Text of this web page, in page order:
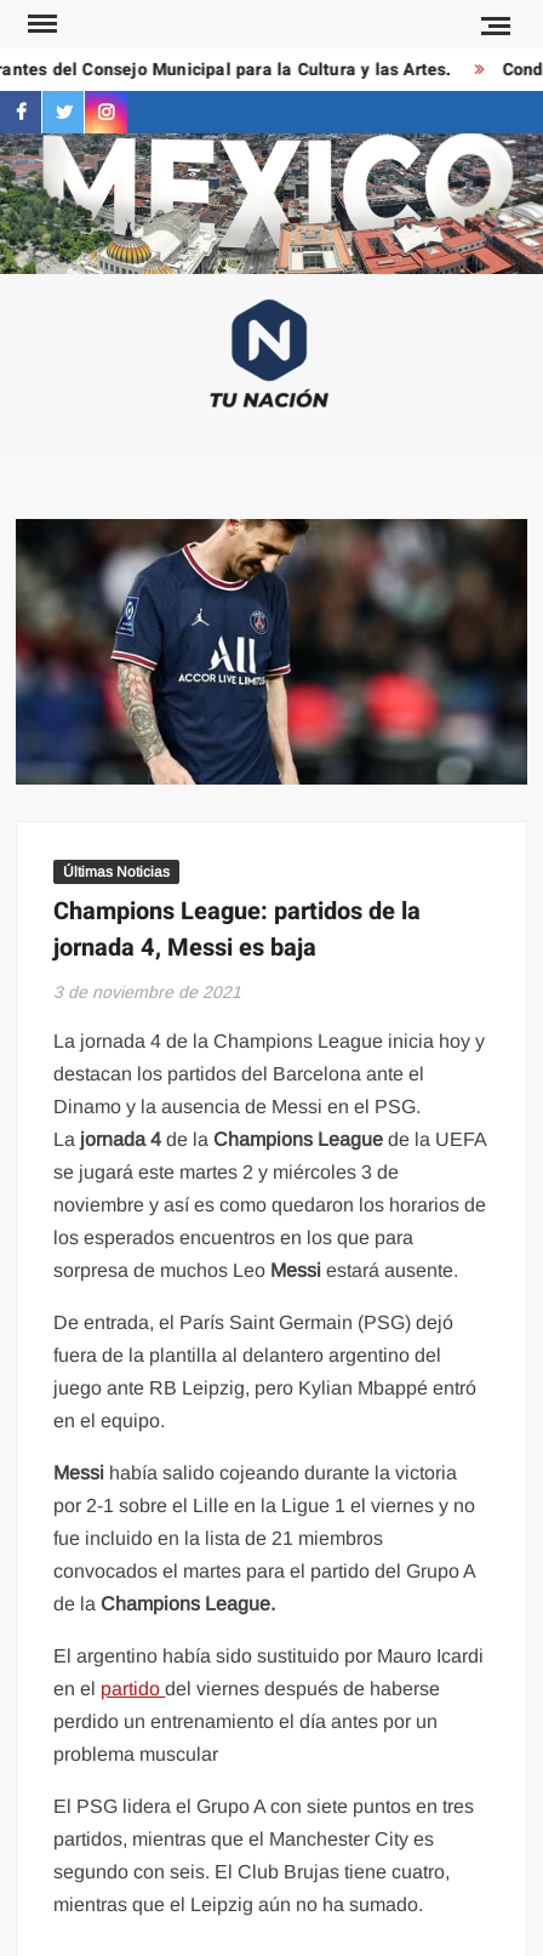
Saltar
contenido
del Consejo Municipal para la Cultura y las Artes.
facebook
twitterinstagram
Últimas Noticias
Champions League: partidos de la
jornada 4, Messi es baja
3 de noviembre de 2021
La jornada 4 de la Champions League inicia hoy y
destacan los partidos del Barcelona ante el
Dinamo y la ausencia de Messi en el PSG.
La jornada 4 de laChampions League de la UEFA
se jugará este martes 2 y miércoles 3 de
noviembre y así es como quedaron los horarios de
los esperados encuentros en los que para
sorpresa de muchos Leo Messiestará ausente.
De entrada, el París Saint Germain (PSG) dejó
fuera de la plantilla al delantero argentino del
juego ante RB Leipzig, pero Kylian Mbappé entró
en el equipo.
Messi había salido cojeando durante la victoria
por 2-1 sobre el Lille en la Ligue 1 el viernes y no
fue incluido en la lista de 21 miembros
convocados el martes para el partido del Grupo A
de laChampions League.
El argentino había sido sustituido por Mauro Icardi
en el partidodel viernes después de haberse
perdido un entrenamiento el día antes por un
problema muscular
El PSG lidera el Grupo A con siete puntos en tres
partidos, mientras que el Manchester City es
segundo con seis. El Club Brujas tiene cuatro,
mientras que el Leipzig aún no ha sumado.